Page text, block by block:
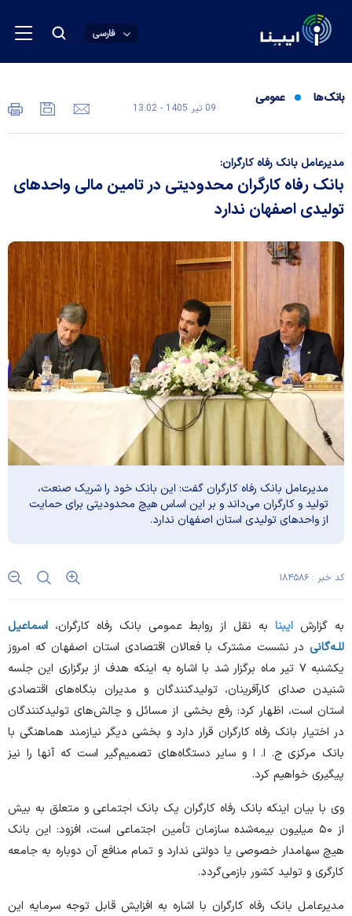
فارسی
بانک‌ها عمومی
09 تير 1405 - 13:02
مدیرعامل بانک رفاه کارگران:
بانک رفاه کارگران محدودیتی در تامین مالی واحد‌های
تولیدی اصفهان ندارد
مدیرعامل بانک رفاه کارگران گفت: این بانک خود را شریک صنعت،
تولید و کارگران می‌داند و بر این اساس هیچ محدودیتی برای حمایت
از واحد‌های تولیدی استان اصفهان ندارد.
کد خبر : ۱۸۴۵۸۶
به گزارش ایبنا به نقل از روابط عمومی بانک رفاه کارگران، اسماعیل
للـه‌گانی در نشست مشترک با فعالان اقتصادی استان اصفهان که امروز
یکشنبه ۷ تیر ماه برگزار شد با اشاره به اینکه هدف از برگزاری این جلسه
شنیدن صدای کارآفرینان، تولیدکنندگان و مدیران بنگاه‌های اقتصادی
استان است، اظهار کرد: رفع بخشی از مسائل و چالش‌های تولیدکنندگان
در اختیار بانک رفاه کارگران قرار دارد و بخشی دیگر نیازمند هماهنگی با
بانک مرکزی ج. ا. ا و سایر دستگاه‌های تصمیم‌گیر است که آنها را نیز
پیگیری خواهیم کرد.
وی با بیان اینکه بانک رفاه کارگران یک بانک اجتماعی و متعلق به بیش
از ۵۰ میلیون بیمه‌شده سازمان تأمین اجتماعی است، افزود: این بانک
هیچ سهامدار خصوصی یا دولتی ندارد و تمام منافع آن دوباره به جامعه
کارگری و تولید کشور بازمی‌گردد.
مدیرعامل بانک رفاه کارگران با اشاره به افزایش قابل توجه سرمایه این